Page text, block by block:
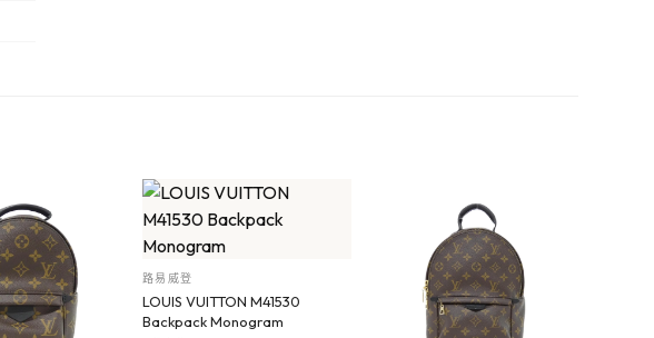
路易威登
LOUIS VUITTON M41530
Backpack Monogram